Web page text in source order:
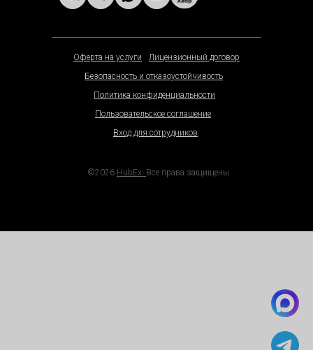
Оферта на услуги
Лицензионный договор
Безопасность и отказоустойчивость
Политика конфиденциальности
Пользовательское соглашение
Вход для сотрудников
©2026 HubEx. Все права защищены